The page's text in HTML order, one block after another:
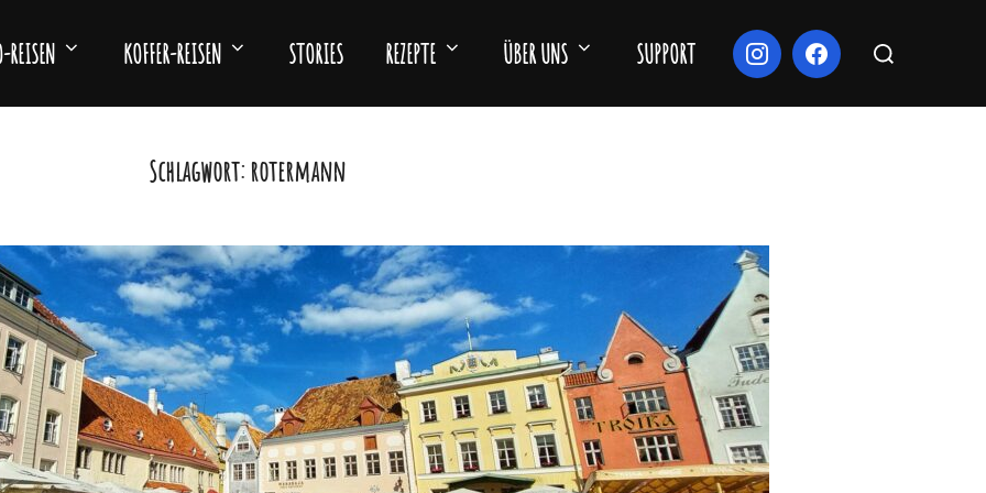
REISEN KOFFER-REISEN STORIES REZEPTE ÜBER UNS SUPPORT nach:
Schlagwort:rotermann